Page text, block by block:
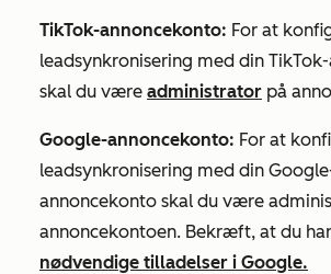
TikTok-annoncekonto: For at
leadsynkronisering med din
skal du være administrator på
Google-annoncekonto: For at
leadsynkronisering med din
annoncekonto skal du være
annoncekontoen. Bekræft, at du
nødvendige tilladelser i Google.